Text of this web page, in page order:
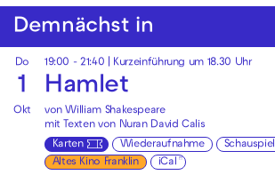
Demnächst in
Do
1
Okt
19:00 - 21:40 | Kurzeinführung um 18.30 Uhr
Hamlet
von William Shakespeare
mit Texten von Nuran David Calis
Karten
Wiederaufnahme
Schauspiel
Altes Kino Franklin
iCal